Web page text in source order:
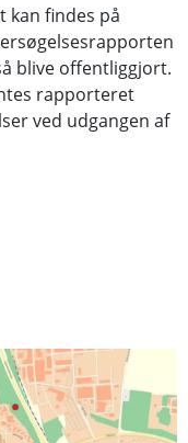
kan findes på
blive offentliggjort.
rapporteret
ved udgangen af